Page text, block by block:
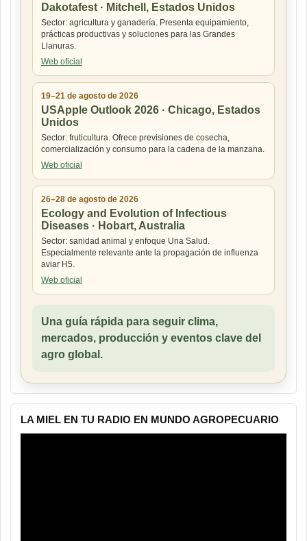
Dakotafest · Mitchell, Estados Unidos
Sector: agricultura y ganadería. Presenta equipamiento,
prácticas productivas y soluciones para las Grandes
Llanuras.
Web oficial
19–21 de agosto de 2026
USApple Outlook 2026 · Chicago, Estados
Unidos
Sector: fruticultura. Ofrece previsiones de cosecha,
comercialización y consumo para la cadena de la manzana.
Web oficial
26–28 de agosto de 2026
Ecology and Evolution of Infectious
Diseases · Hobart, Australia
Sector: sanidad animal y enfoque Una Salud.
Especialmente relevante ante la propagación de influenza
aviar H5.
Web oficial
Una guía rápida para seguir clima,
mercados, producción y eventos clave del
agro global.
LA MIEL EN TU RADIO EN MUNDO AGROPECUARIO